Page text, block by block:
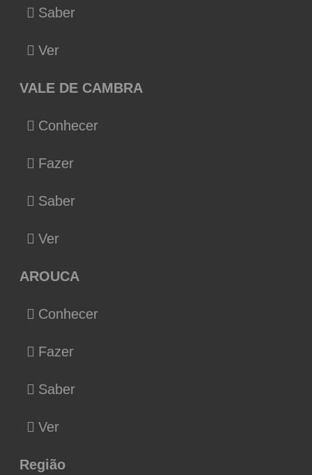
Saber
Ver
VALE DE CAMBRA
Conhecer
Fazer
Saber
Ver
AROUCA
Conhecer
Fazer
Saber
Ver
Região